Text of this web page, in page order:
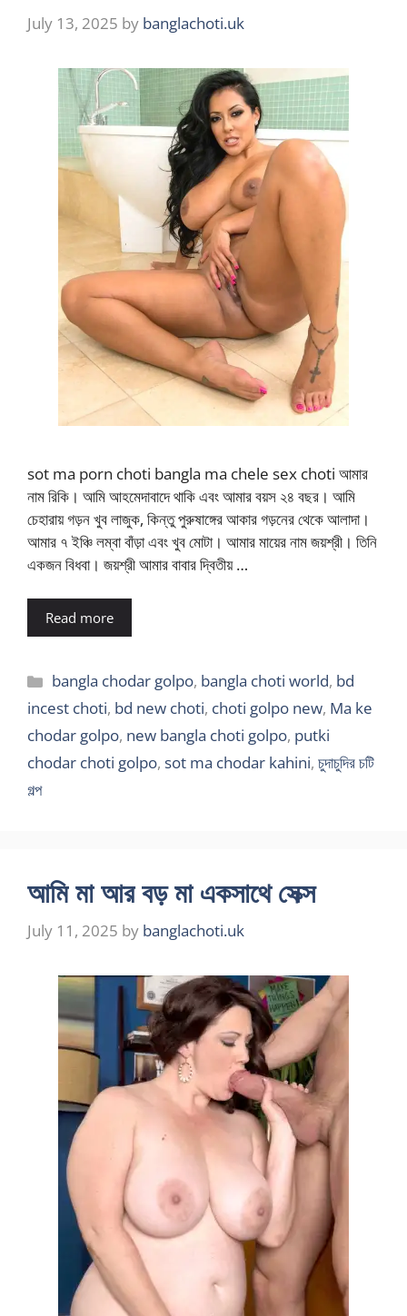
July 13, 2025 by banglachoti.uk
sot ma porn choti bangla ma chele sex choti আমার
নাম রিকি। আমি আহমেদাবাদে থাকি এবং আমার বয়স ২৪ বছর। আমি
চেহারায় গড়ন খুব লাজুক, কিন্তু পুরুষাঙ্গের আকার গড়নের থেকে আলাদা।
আমার ৭ ইঞ্চি লম্বা বাঁড়া এবং খুব মোটা। আমার মায়ের নাম জয়শ্রী। তিনি
একজন বিধবা। জয়শ্রী আমার বাবার দ্বিতীয় …
Read more
Categories
bangla chodar golpo, bangla choti world, bd
incest choti, bd new choti, choti golpo new, Ma ke
chodar golpo, new bangla choti golpo, putki
chodar choti golpo, sot ma chodar kahini, চুদাচুদির চটি
গল্প
আমি মা আর বড় মা একসাথে সেক্স
July 11, 2025 by banglachoti.uk